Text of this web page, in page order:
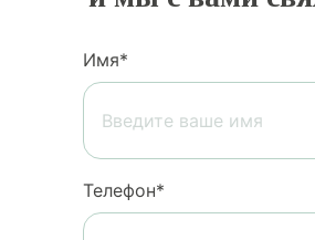
Имя*
Телефон*